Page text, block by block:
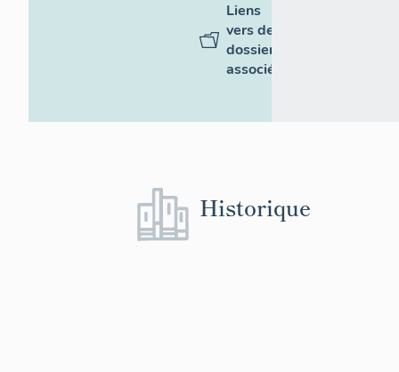
Liens
vers des
dossiers
associés
Historique